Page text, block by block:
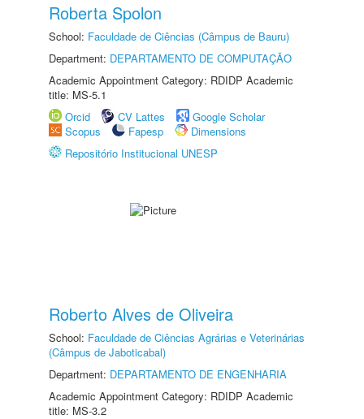
Roberta Spolon
School: Faculdade de Ciências (Câmpus de Bauru)
Department: DEPARTAMENTO DE COMPUTAÇÃO
Academic Appointment Category: RDIDP Academic
title: MS-5.1
Orcid
CV Lattes
Google Scholar
Scopus
Fapesp
Dimensions
Repositório Institucional UNESP
Roberto Alves de Oliveira
School: Faculdade de Ciências Agrárias e Veterinárias
(Câmpus de Jaboticabal)
Department: DEPARTAMENTO DE ENGENHARIA
Academic Appointment Category: RDIDP Academic
title: MS-3.2